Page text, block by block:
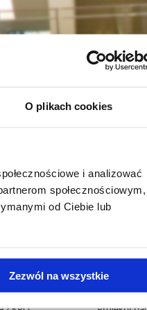
O plikach cookies
i analizować
społecznościowym,
od Ciebie lub
Zezwól na wszystkie
przez UE
Dane
Deklaracja
Rachunek